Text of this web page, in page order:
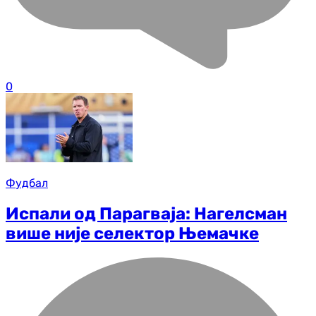
0
Фудбал
Испали од Парагваја: Нагелсман
више није селектор Њемачке